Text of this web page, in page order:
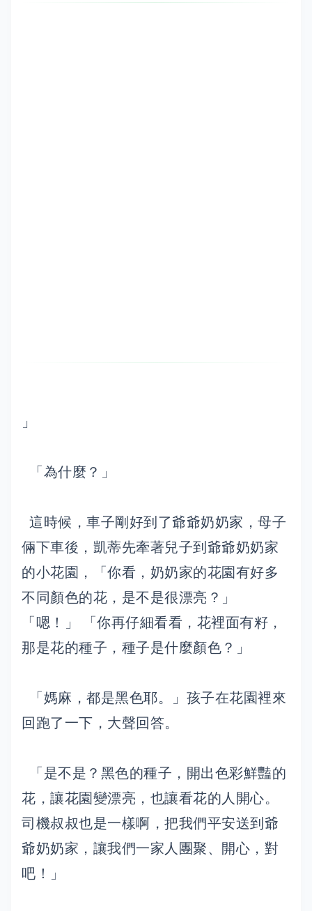
」
「為什麼？」
這時候，車子剛好到了爺爺奶奶家，母子
倆下車後，凱蒂先牽著兒子到爺爺奶奶家
的小花園，「你看，奶奶家的花園有好多
不同顏色的花，是不是很漂亮？」
「嗯！」 「你再仔細看看，花裡面有籽，
那是花的種子，種子是什麼顏色？」
「媽麻，都是黑色耶。」孩子在花園裡來
回跑了一下，大聲回答。
「是不是？黑色的種子，開出色彩鮮豔的
花，讓花園變漂亮，也讓看花的人開心。
司機叔叔也是一樣啊，把我們平安送到爺
爺奶奶家，讓我們一家人團聚、開心，對
吧！」